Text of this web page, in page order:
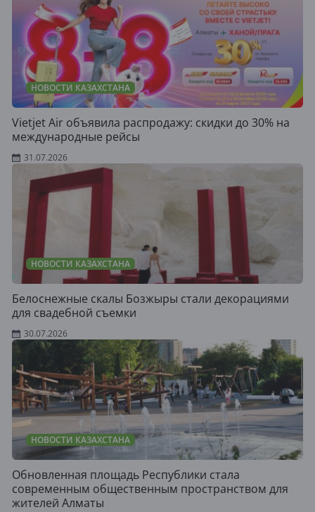
НОВОСТИ КАЗАХСТАНА
Vietjet Air объявила распродажу: скидки до 30% на
международные рейсы
31.07.2026
НОВОСТИ КАЗАХСТАНА
Белоснежные скалы Бозжыры стали декорациями
для свадебной съемки
30.07.2026
НОВОСТИ КАЗАХСТАНА
Обновленная площадь Республики стала
современным общественным пространством для
жителей Алматы